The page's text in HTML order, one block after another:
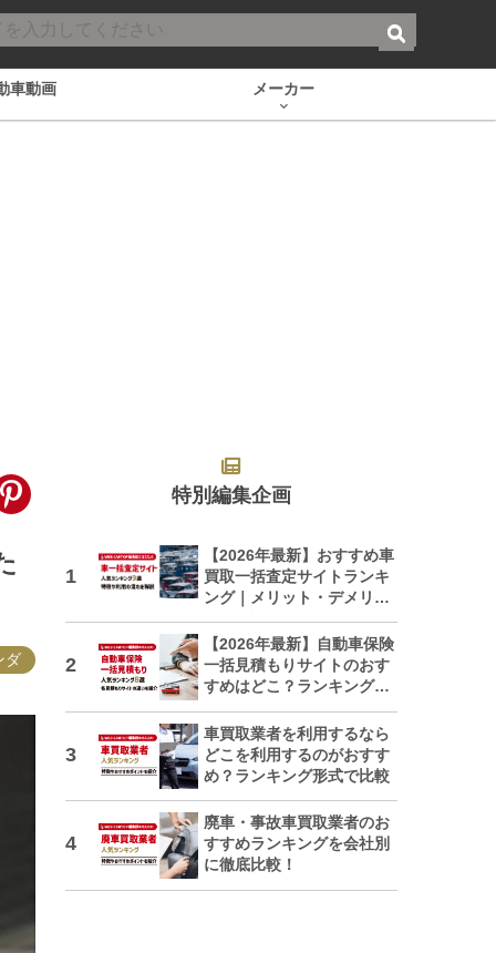
車動画 メーカー
ダ
特別編集企画
【2026年最新】おすすめ車
買取一括査定サイトランキ
ング｜メリット・デメリッ
トも解説
【2026年最新】自動車保険
一括見積もりサイトのおす
すめはどこ？ランキングで
車買取業者を利用するなら
どこを利用するのがおすす
め？ランキング形式で比較
廃車・事故車買取業者のお
すすめランキングを会社別
に徹底比較！